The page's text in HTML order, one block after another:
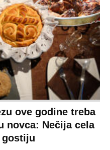
ove godine treba
novca: Nečija cela
gostiju